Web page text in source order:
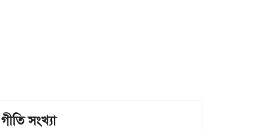
গীতি সংখ্যা